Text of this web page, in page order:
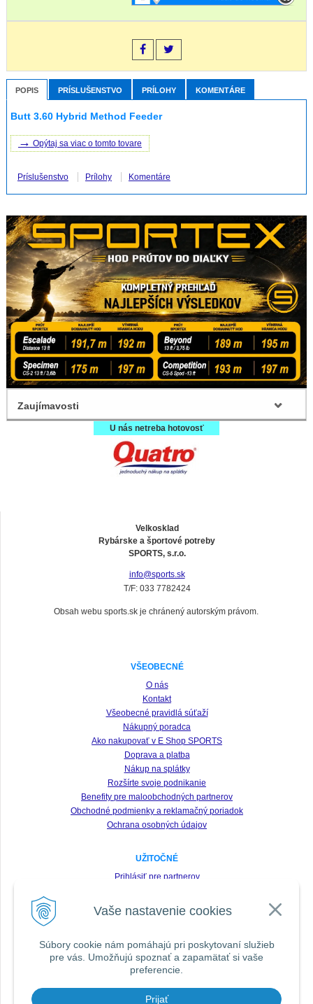
Vaše nastavenie cookies
Súbory cookie nám pomáhajú pri poskytovaní služieb
pre vás. Umožňujú spoznať a zapamätať si vaše
preferencie.
Prijať
POPIS PRÍSLUŠENSTVO PRÍLOHY KOMENTÁRE
Butt 3.60 Hybrid Method Feeder
→ Opýtaj sa viac o tomto tovare
Príslušenstvo Prílohy Komentáre
Zaujímavosti
U nás netreba hotovosť
Velkosklad
Rybárske a športové potreby
SPORTS, s.r.o.
info@sports.sk
T/F: 033 7782424
Obsah webu sports.sk je chránený autorským právom.
VŠEOBECNÉ
O nás
Kontakt
Všeobecné pravidlá súťaží
Nákupný poradca
Ako nakupovať v E Shop SPORTS
Doprava a platba
Nákup na splátky
Rozšírte svoje podnikanie
Benefity pre maloobchodných partnerov
Obchodné podmienky a reklamačný poriadok
Ochrana osobných údajov
UŽITOČNÉ
Prihlásiť pre partnerov
Zabudnuté heslo
SLEDUJTE NÁS VŠADE